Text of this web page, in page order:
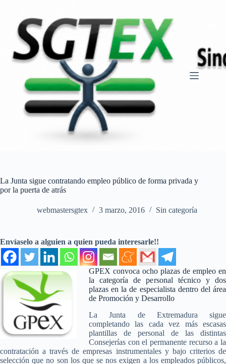
contenido
La Junta sigue contratando empleo público de forma privada y
por la puerta de atrás
webmastersgtex 3 marzo, 2016 Sin categoría
Envíaselo a alguien a quien pueda interesarle!!
GPEX convoca ocho plazas de empleo en
la categoría de personal técnico y dos
plazas en la de especialista dentro del área
de Promoción y Desarrollo
La Junta de Extremadura sigue
completando las cada vez más escasas
plantillas de personal de las distintas
Consejerías con el permanente recurso a la
contratación a través de empresas instrumentales y bajo criterios de
selección que no son los que se nos exigen a los empleados públicos,